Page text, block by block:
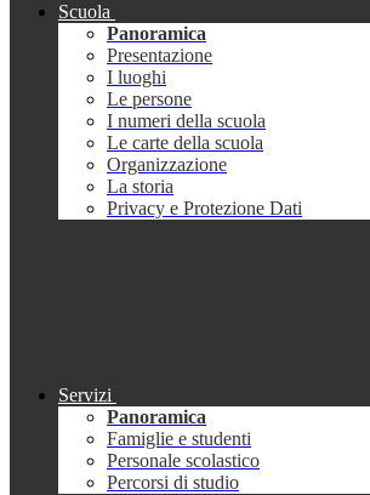
Scuola
Panoramica
Presentazione
I luoghi
Le persone
I numeri della scuola
Le carte della scuola
Organizzazione
La storia
Privacy e Protezione Dati
Servizi
Panoramica
Famiglie e studenti
Personale scolastico
Percorsi di studio